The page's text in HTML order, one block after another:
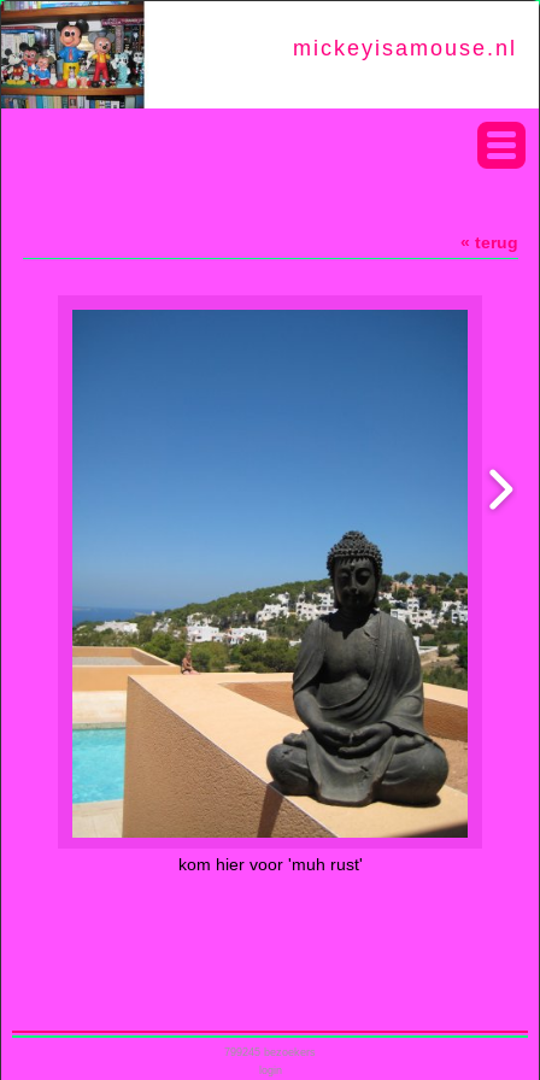
mickeyisamouse.nl
« terug
kom hier voor 'muh rust'
799245 bezoekers
login